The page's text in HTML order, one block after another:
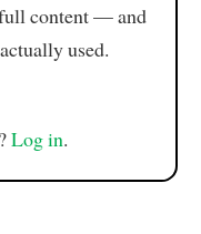
content — and
used.
Log in.